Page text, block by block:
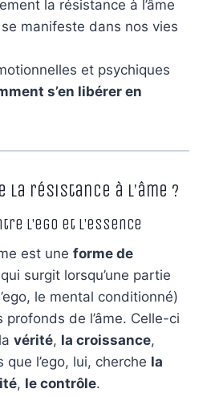
la résistance à l’âme
manifeste dans nos vies
et psychiques
s’en libérer en
la résistance à l’âme ?
l’ego et l’essence
est une forme de
qui surgit lorsqu’une partie
le mental conditionné)
profonds de l’âme. Celle-ci
vérité, la croissance,
que l’ego, lui, cherche la
, le contrôle.